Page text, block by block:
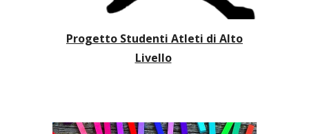
Progetto Studenti Atleti di Alto
Livello